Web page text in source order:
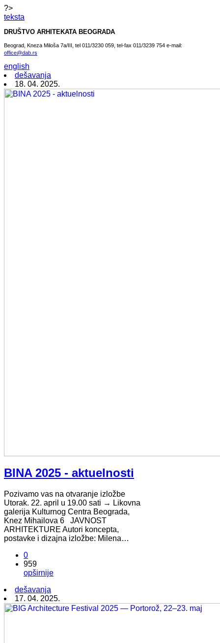
?>
teksta
DRUŠTVO ARHITEKATA BEOGRADA
Beograd, Kneza Miloša 7a/III, tel 011/3230 059, tel-fax 011/3239 754 e-mail:
office@dab.rs
english
dešavanja
18. 04. 2025.
BINA 2025 - aktuelnosti
Pozivamo vas na otvaranje izložbe
Utorak. 22. april u 19.00 sati → Likovna
galerija Kulturnog Centra Beograda,
Knez Mihailova 6 JAVNOST
ARHITEKTURE Autori koncepta,
postavke i dizajna izložbe: Milena…
0
959
opširnije
dešavanja
17. 04. 2025.